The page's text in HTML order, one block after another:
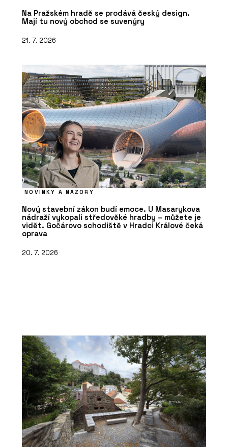
Na Pražském hradě se prodává český design.
Mají tu nový obchod se suvenýry
21. 7. 2026
NOVINKY A NÁZORY
Nový stavební zákon budí emoce. U Masarykova
nádraží vykopali středověké hradby – můžete je
vidět. Gočárovo schodiště v Hradci Králové čeká
oprava
20. 7. 2026